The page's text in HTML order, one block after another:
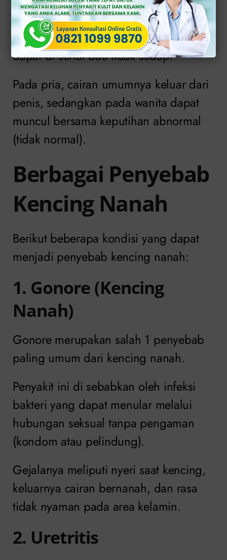
Cairan yang keluar biasanya berwarna
putih, kuning, atau kehijauan dan
dapat di sertai bau tidak sedap.
Pada pria, cairan umumnya keluar dari
penis, sedangkan pada wanita dapat
muncul bersama keputihan abnormal
(tidak normal).
Berbagai Penyebab
Kencing Nanah
Berikut beberapa kondisi yang dapat
menjadi penyebab kencing nanah:
1. Gonore (Kencing
Nanah)
Gonore merupakan salah 1 penyebab
paling umum dari kencing nanah.
Penyakit ini di sebabkan oleh infeksi
bakteri yang dapat menular melalui
hubungan seksual tanpa pengaman
(kondom atau pelindung).
Gejalanya meliputi nyeri saat kencing,
keluarnya cairan bernanah, dan rasa
tidak nyaman pada area kelamin.
2. Uretritis